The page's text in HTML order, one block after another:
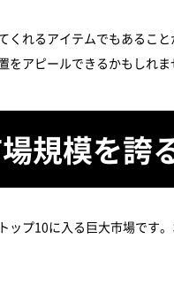
くれるアイテムでもあるこ
アピールできるかもしれま
規模を誇
ップ10に入る巨大市場です